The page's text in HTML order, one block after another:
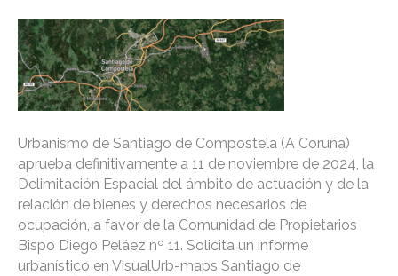
Urbanismo de Santiago de Compostela (A Coruña)
aprueba definitivamente a 11 de noviembre de 2024, la
Delimitación Espacial del ámbito de actuación y de la
relación de bienes y derechos necesarios de
ocupación, a favor de la Comunidad de Propietarios
Bispo Diego Peláez nº 11. Solicita un informe
urbanístico en VisualUrb-maps Santiago de